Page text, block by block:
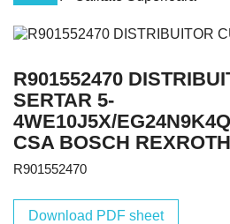
R901552470
SERTAR 5-
4WE10J5X/
CSA BOSCH REXROTH
R901552470
Download PDF sheet